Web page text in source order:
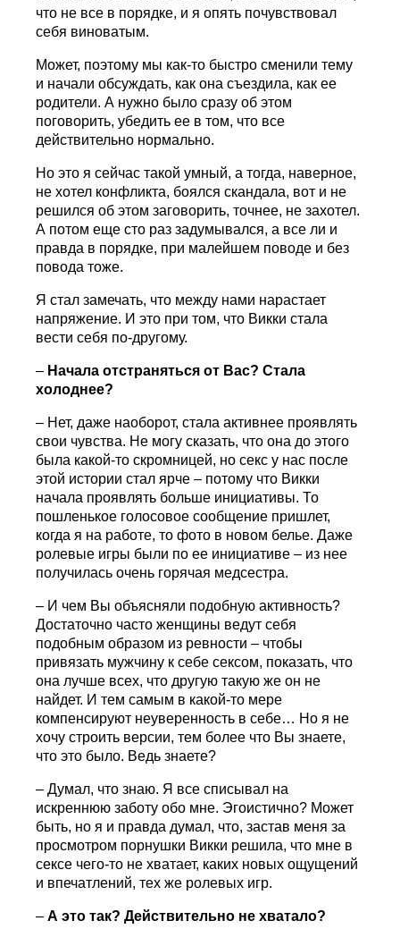
что не все в порядке, и я опять почувствовал
себя виноватым.
Может, поэтому мы как-то быстро сменили тему
и начали обсуждать, как она съездила, как ее
родители. А нужно было сразу об этом
поговорить, убедить ее в том, что все
действительно нормально.
Но это я сейчас такой умный, а тогда, наверное,
не хотел конфликта, боялся скандала, вот и не
решился об этом заговорить, точнее, не захотел.
А потом еще сто раз задумывался, а все ли и
правда в порядке, при малейшем поводе и без
повода тоже.
Я стал замечать, что между нами нарастает
напряжение. И это при том, что Викки стала
вести себя по-другому.
– Начала отстраняться от Вас? Стала
холоднее?
– Нет, даже наоборот, стала активнее проявлять
свои чувства. Не могу сказать, что она до этого
была какой-то скромницей, но секс у нас после
этой истории стал ярче – потому что Викки
начала проявлять больше инициативы. То
пошленькое голосовое сообщение пришлет,
когда я на работе, то фото в новом белье. Даже
ролевые игры были по ее инициативе – из нее
получилась очень горячая медсестра.
– И чем Вы объясняли подобную активность?
Достаточно часто женщины ведут себя
подобным образом из ревности – чтобы
привязать мужчину к себе сексом, показать, что
она лучше всех, что другую такую же он не
найдет. И тем самым в какой-то мере
компенсируют неуверенность в себе… Но я не
хочу строить версии, тем более что Вы знаете,
что это было. Ведь знаете?
– Думал, что знаю. Я все списывал на
искреннюю заботу обо мне. Эгоистично? Может
быть, но я и правда думал, что, застав меня за
просмотром порнушки Викки решила, что мне в
сексе чего-то не хватает, каких новых ощущений
и впечатлений, тех же ролевых игр.
–А это так? Действительно не хватало?